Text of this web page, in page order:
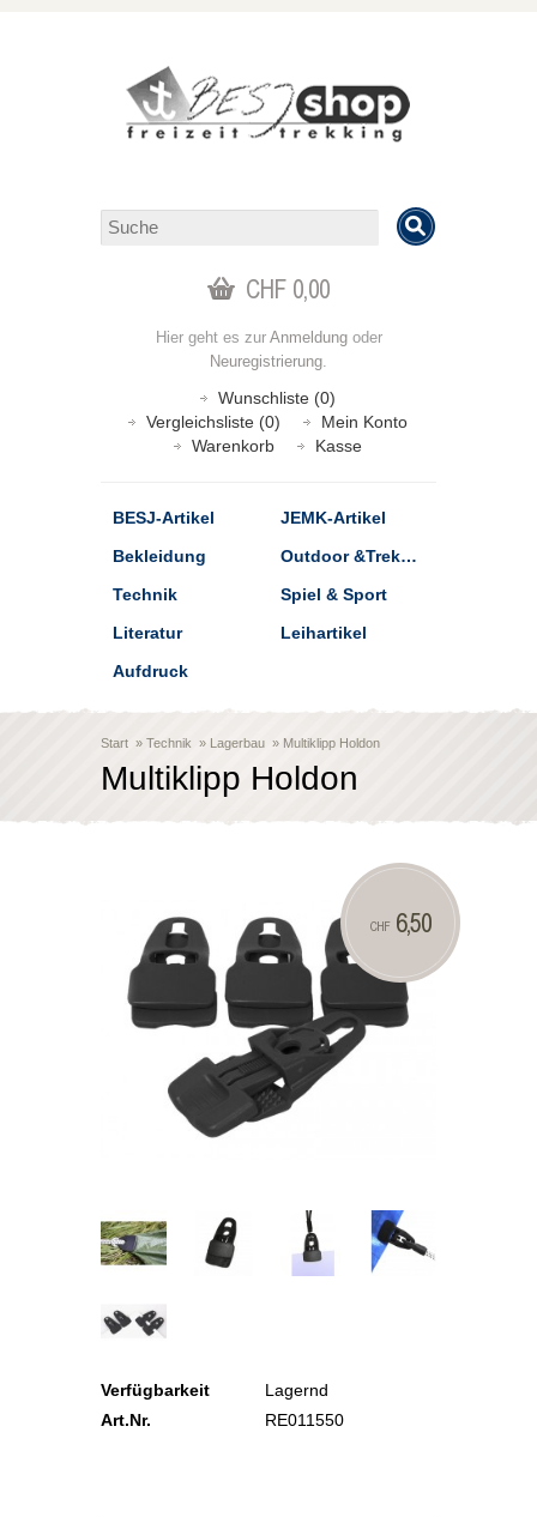
CHF 0,00
Hier geht es zur Anmeldungoder
Neuregistrierung.
Wunschliste (0)
Vergleichsliste (0)
Mein Konto
Warenkorb
Kasse
BESJ-Artikel
JEMK-Artikel
Bekleidung
Outdoor &Trekking
Technik
Spiel & Sport
Literatur
Leihartikel
Aufdruck
Start » Technik » Lagerbau » Multiklipp Holdon
Multiklipp Holdon
CHF6,50
Verfügbarkeit
Lagernd
Art.Nr.
RE011550